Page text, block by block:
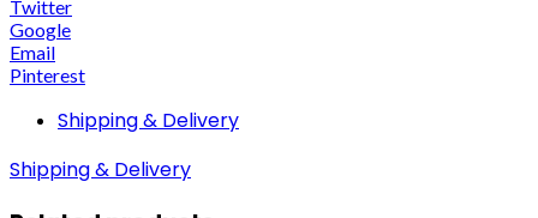
Twitter
Google
Email
Pinterest
Shipping & Delivery
Shipping & Delivery